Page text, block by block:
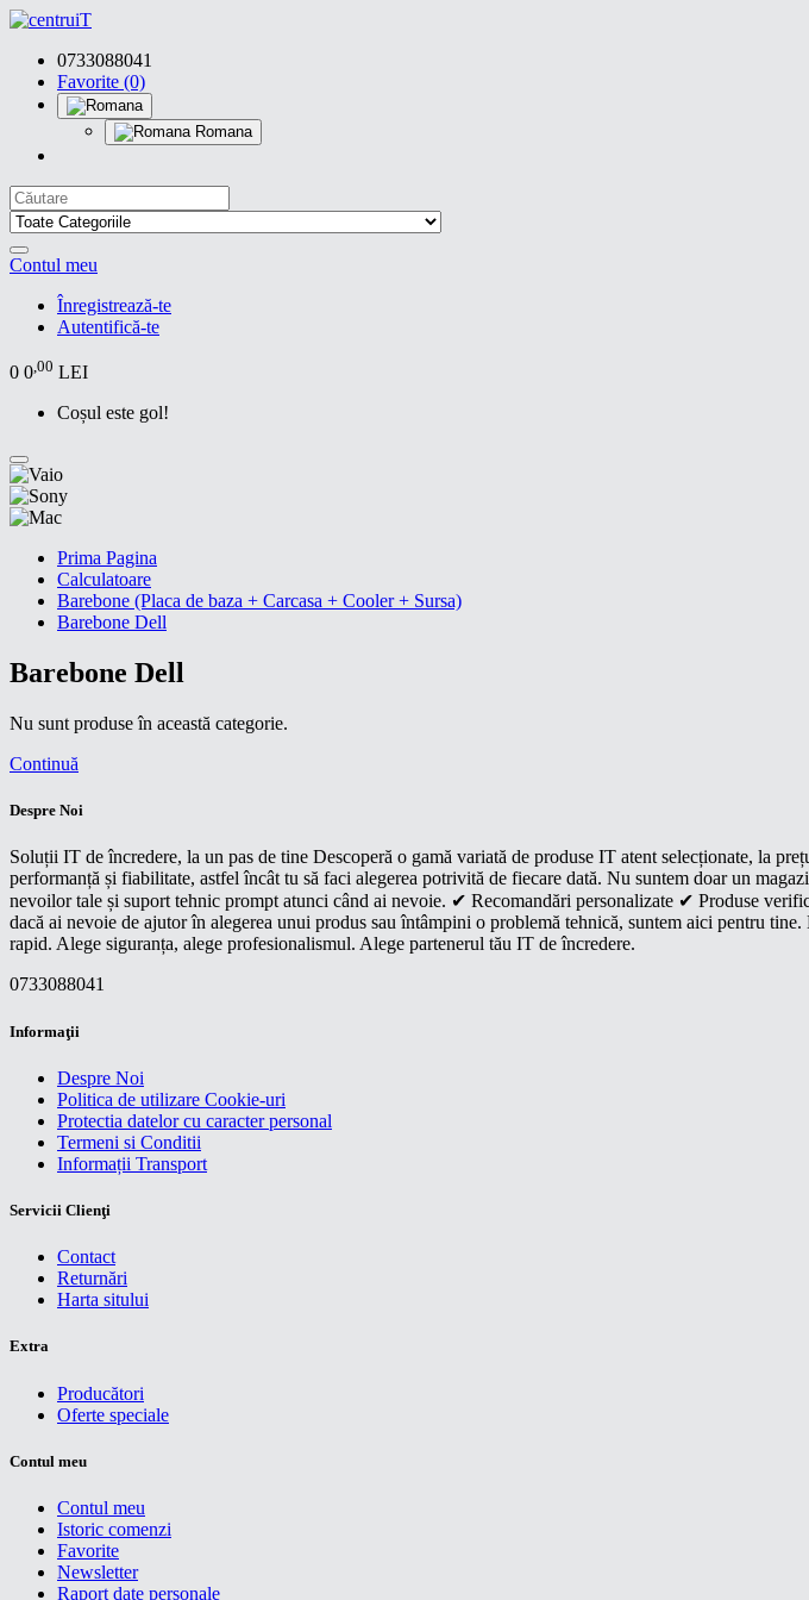
0733088041
Favorite (0)
Romana
Contul meu
Înregistrează-te
Autentifică-te
0 0,00 LEI
Coșul este gol!
Prima Pagina
Calculatoare
Barebone (Placa de baza + Carcasa + Cooler + Sursa)
Barebone Dell
Barebone Dell
Nu sunt produse în această categorie.
Continuă
Despre Noi
Soluții IT de încredere, la un pas de tine Descoperă o gamă variată de produse IT atent selecționate, la
performanță și fiabilitate, astfel încât tu să faci alegerea potrivită de fiecare dată. Nu suntem doar un
nevoilor tale și suport tehnic prompt atunci când ai nevoie. ✔ Recomandări personalizate ✔ Produse
dacă ai nevoie de ajutor în alegerea unui produs sau întâmpini o problemă tehnică, suntem aici pentru
rapid. Alege siguranța, alege profesionalismul. Alege partenerul tău IT de încredere.
0733088041
Informaţii
Despre Noi
Politica de utilizare Cookie-uri
Protectia datelor cu caracter personal
Termeni si Conditii
Informații Transport
Servicii Clienţi
Contact
Returnări
Harta sitului
Extra
Producători
Oferte speciale
Contul meu
Contul meu
Istoric comenzi
Favorite
Newsletter
Raport date personale